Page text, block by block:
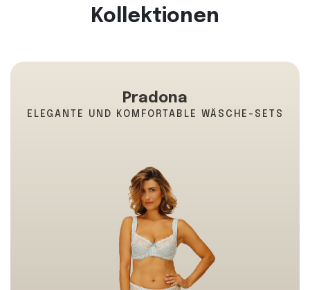
Kollektionen
Pradona
ELEGANTE UND KOMFORTABLE WÄSCHE-SETS